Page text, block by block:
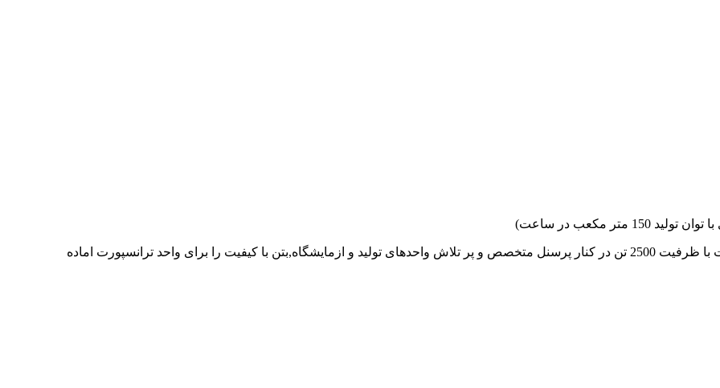
جهاد بتن با فضای کارگاهی و به کار گیری سه دستگاه بچینگ پلانت با ظرفیت 2500 تن در کنار پرسنل متخصص و پر تلاش واحدهای تولید و ازمایشگاه,بتن با کیفیت را برای واحد ترانسپورت اماده